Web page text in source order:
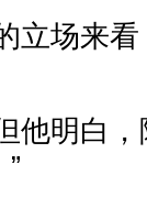
立场来看
他明白